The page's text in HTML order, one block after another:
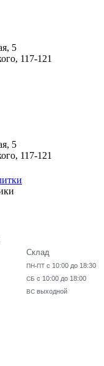
5
117-121
5
117-121
Склад
ПН-ПТ с 10:00 до 18:30
СБ с 10:00 до 18:00
ВС выходной